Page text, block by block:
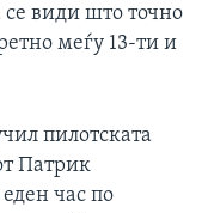
се види што точно
меѓу 13-ти и
пилотската
Патрик
час по